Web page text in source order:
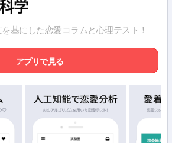
基にした恋愛コラムと心理テスト！
アプリで見る